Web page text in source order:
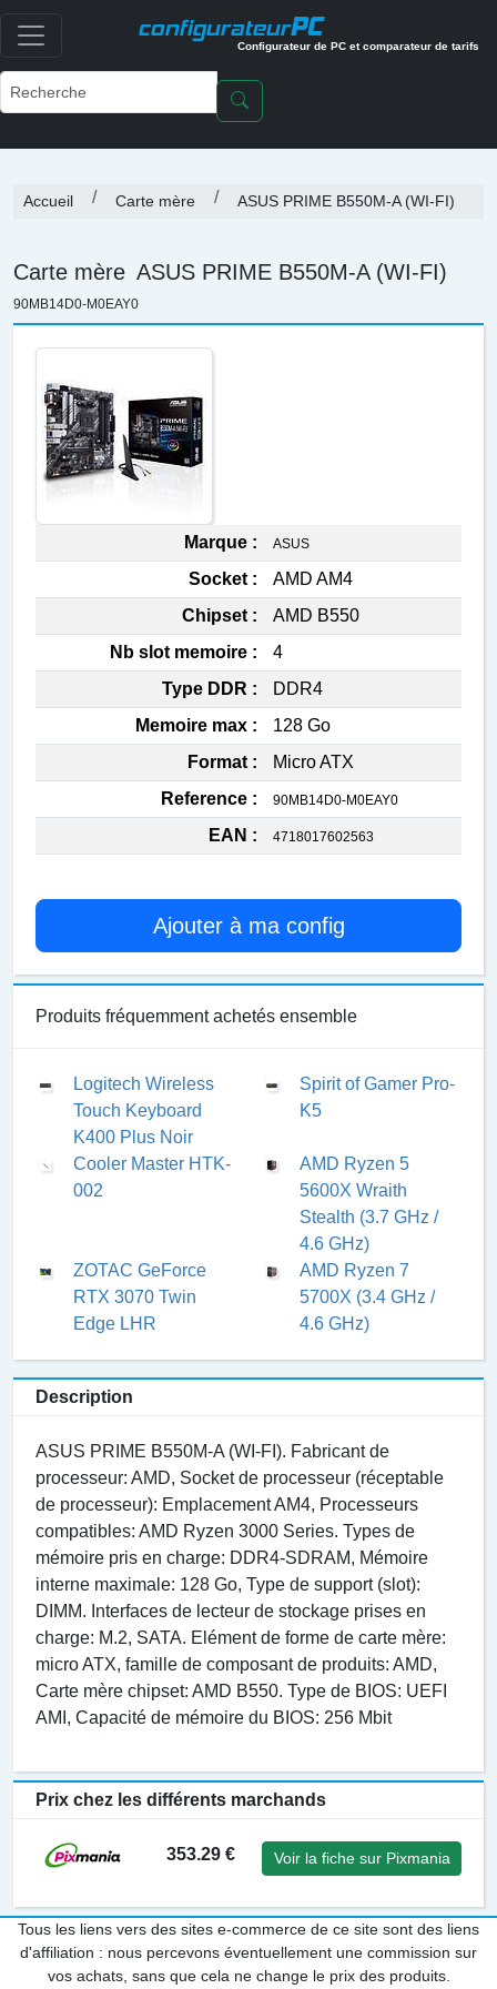
configurateurPC
Configurateur de PC et comparateur de tarifs
Accueil Carte mère ASUS PRIME B550M-A (WI-FI)
Carte mère ASUS PRIME B550M-A (WI-FI)
90MB14D0-M0EAY0
Marque : ASUS
Socket :
AMD AM4
Chipset :
AMD B550
Nb slot memoire :
4
Type DDR :
DDR4
Memoire max :
128 Go
Format :
Micro ATX
Reference :
90MB14D0-M0EAY0
EAN : 4718017602563
Ajouter à ma config
Produits fréquemment achetés ensemble
Logitech Wireless
Touch Keyboard
K400 Plus Noir
Spirit of Gamer Pro-
K5
Cooler Master HTK-
002
AMD Ryzen 5
5600X Wraith
Stealth (3.7 GHz /
4.6 GHz)
ZOTAC GeForce
RTX 3070 Twin
Edge LHR
AMD Ryzen 7
5700X (3.4 GHz /
4.6 GHz)
Description
ASUS PRIME B550M-A (WI-FI). Fabricant de
processeur: AMD, Socket de processeur (réceptable
de processeur): Emplacement AM4, Processeurs
compatibles: AMD Ryzen 3000 Series. Types de
mémoire pris en charge: DDR4-SDRAM, Mémoire
interne maximale: 128 Go, Type de support (slot):
DIMM. Interfaces de lecteur de stockage prises en
charge: M.2, SATA. Elément de forme de carte mère:
micro ATX, famille de composant de produits: AMD,
Carte mère chipset: AMD B550. Type de BIOS: UEFI
AMI, Capacité de mémoire du BIOS: 256 Mbit
Prix chez les différents marchands
353.29 € Voir la fiche sur Pixmania
Tous les liens vers des sites e-commerce de ce site sont des liens
d'affiliation : nous percevons éventuellement une commission sur
vos achats, sans que cela ne change le prix des produits.